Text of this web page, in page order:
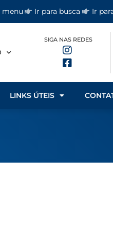
menu Ir para busca Ir
SIGA NAS REDES
LINKS ÚTEIS